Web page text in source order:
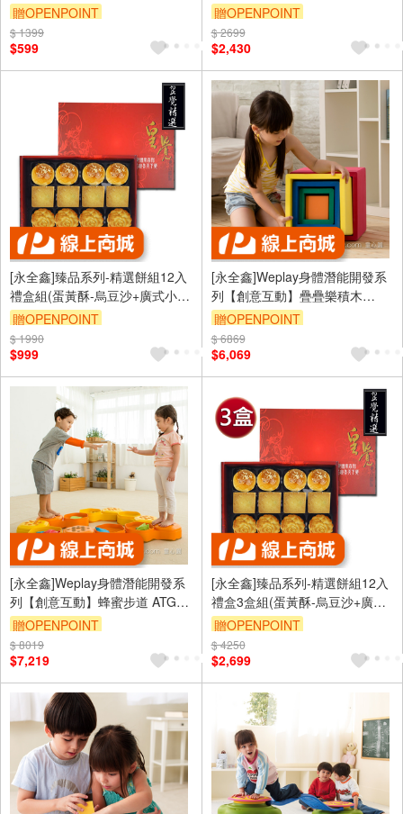
贈OPENPOINT
$ 1399
$599
贈OPENPOINT
$ 2699
$2,430
[永全鑫]臻品系列-精選餅組12入
禮盒組(蛋黃酥-烏豆沙+廣式小月
餅+土鳳梨酥)
贈OPENPOINT
$ 1990
$999
[永全鑫]Weplay身體潛能開發系
列【創意互動】疊疊樂積木
ATG-KC2805
贈OPENPOINT
$ 6869
$6,069
[永全鑫]Weplay身體潛能開發系
列【創意互動】蜂蜜步道 ATG-
KT0016
贈OPENPOINT
$ 8019
$7,219
[永全鑫]臻品系列-精選餅組12入
禮盒3盒組(蛋黃酥-烏豆沙+廣式
小月餅+土鳳梨酥)
贈OPENPOINT
$ 4250
$2,699